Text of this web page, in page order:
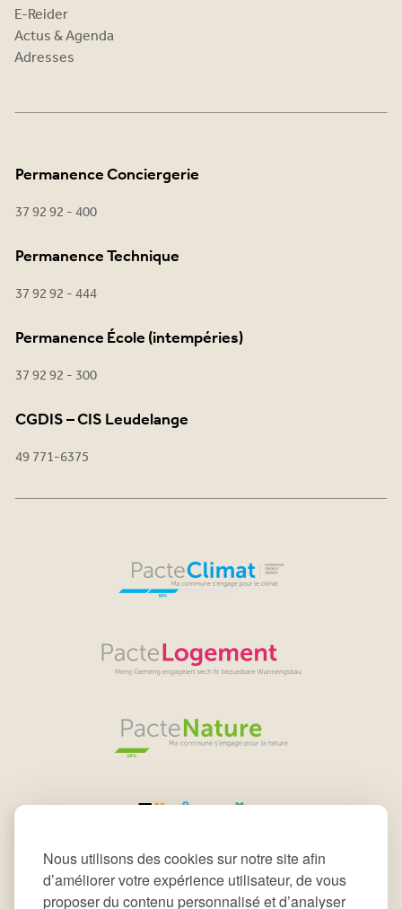
Nous utilisons des cookies sur notre site afin
d’améliorer votre expérience utilisateur, de vous
proposer du contenu personnalisé et d’analyser
E-Reider
Actus & Agenda
Adresses
Permanence Conciergerie
37 92 92 - 400
Permanence Technique
37 92 92 - 444
Permanence École (intempéries)
37 92 92 - 300
CGDIS – CIS Leudelange
49 771-6375